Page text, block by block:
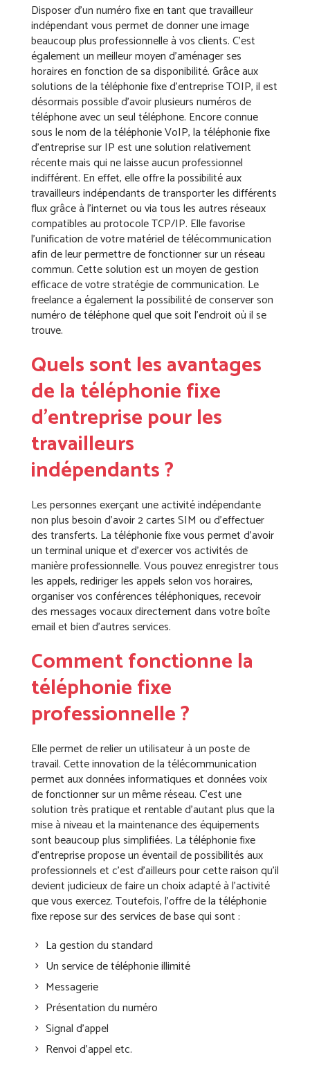
Disposer d’un numéro fixe en tant que travailleur
indépendant vous permet de donner une image
beaucoup plus professionnelle à vos clients. C’est
également un meilleur moyen d’aménager ses
horaires en fonction de sa disponibilité. Grâce aux
solutions de la téléphonie fixe d’entreprise TOIP, il est
désormais possible d’avoir plusieurs numéros de
téléphone avec un seul téléphone. Encore connue
sous le nom de la téléphonie VoIP, la téléphonie fixe
d’entreprise sur IP est une solution relativement
récente mais qui ne laisse aucun professionnel
indifférent. En effet, elle offre la possibilité aux
travailleurs indépendants de transporter les différents
flux grâce à l’internet ou via tous les autres réseaux
compatibles au protocole TCP/IP. Elle favorise
l’unification de votre matériel de télécommunication
afin de leur permettre de fonctionner sur un réseau
commun. Cette solution est un moyen de gestion
efficace de votre stratégie de communication. Le
freelance a également la possibilité de conserver son
numéro de téléphone quel que soit l’endroit où il se
trouve.
Quels sont les avantages
de la téléphonie fixe
d’entreprise pour les
travailleurs
indépendants ?
Les personnes exerçant une activité indépendante
non plus besoin d’avoir 2 cartes SIM ou d’effectuer
des transferts. La téléphonie fixe vous permet d’avoir
un terminal unique et d’exercer vos activités de
manière professionnelle. Vous pouvez enregistrer tous
les appels, rediriger les appels selon vos horaires,
organiser vos conférences téléphoniques, recevoir
des messages vocaux directement dans votre boîte
email et bien d’autres services.
Comment fonctionne la
téléphonie fixe
professionnelle ?
Elle permet de relier un utilisateur à un poste de
travail. Cette innovation de la télécommunication
permet aux données informatiques et données voix
de fonctionner sur un même réseau. C’est une
solution très pratique et rentable d’autant plus que la
mise à niveau et la maintenance des équipements
sont beaucoup plus simplifiées. La téléphonie fixe
d’entreprise propose un éventail de possibilités aux
professionnels et c’est d’ailleurs pour cette raison qu’il
devient judicieux de faire un choix adapté à l’activité
que vous exercez. Toutefois, l’offre de la téléphonie
fixe repose sur des services de base qui sont :
La gestion du standard
Un service de téléphonie illimité
Messagerie
Présentation du numéro
Signal d’appel
Renvoi d’appel etc.